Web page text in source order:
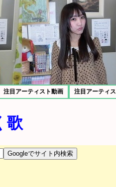
注目アーティスト動画 注目アーティ
歌